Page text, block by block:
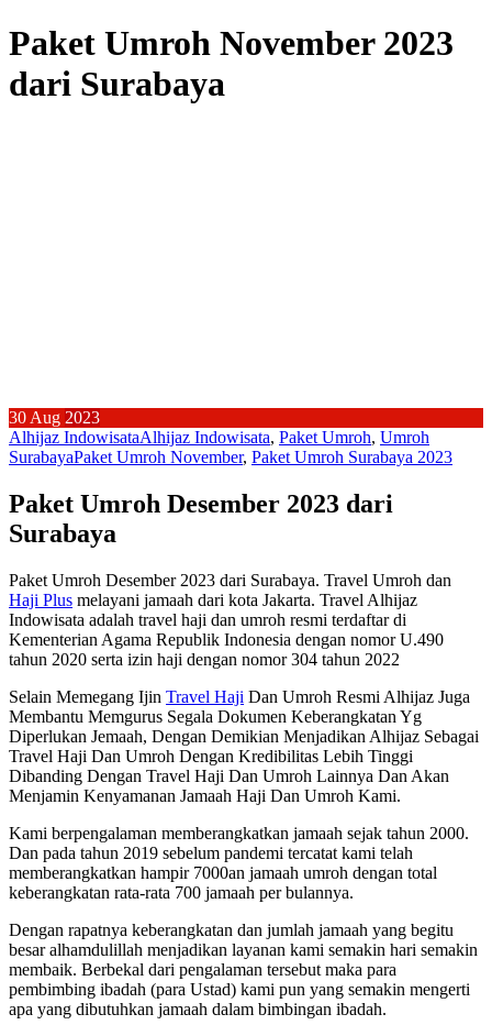
Paket Umroh November 2023
dari Surabaya
30Aug 2023
Alhijaz IndowisataAlhijaz Indowisata, Paket Umroh, Umroh
SurabayaPaket Umroh November, Paket Umroh Surabaya 2023
Paket Umroh Desember 2023 dari
Surabaya
Paket Umroh Desember 2023 dari Surabaya. Travel Umroh dan
Haji Plus melayani jamaah dari kota Jakarta. Travel Alhijaz
Indowisata adalah travel haji dan umroh resmi terdaftar di
Kementerian Agama Republik Indonesia dengan nomor U.490
tahun 2020 serta izin haji dengan nomor 304 tahun 2022
Selain Memegang Ijin Travel Haji Dan Umroh Resmi Alhijaz Juga
Membantu Memgurus Segala Dokumen Keberangkatan Yg
Diperlukan Jemaah, Dengan Demikian Menjadikan Alhijaz Sebagai
Travel Haji Dan Umroh Dengan Kredibilitas Lebih Tinggi
Dibanding Dengan Travel Haji Dan Umroh Lainnya Dan Akan
Menjamin Kenyamanan Jamaah Haji Dan Umroh Kami.
Kami berpengalaman memberangkatkan jamaah sejak tahun 2000.
Dan pada tahun 2019 sebelum pandemi tercatat kami telah
memberangkatkan hampir 7000an jamaah umroh dengan total
keberangkatan rata-rata 700 jamaah per bulannya.
Dengan rapatnya keberangkatan dan jumlah jamaah yang begitu
besar alhamdulillah menjadikan layanan kami semakin hari semakin
membaik. Berbekal dari pengalaman tersebut maka para
pembimbing ibadah (para Ustad) kami pun yang semakin mengerti
apa yang dibutuhkan jamaah dalam bimbingan ibadah.